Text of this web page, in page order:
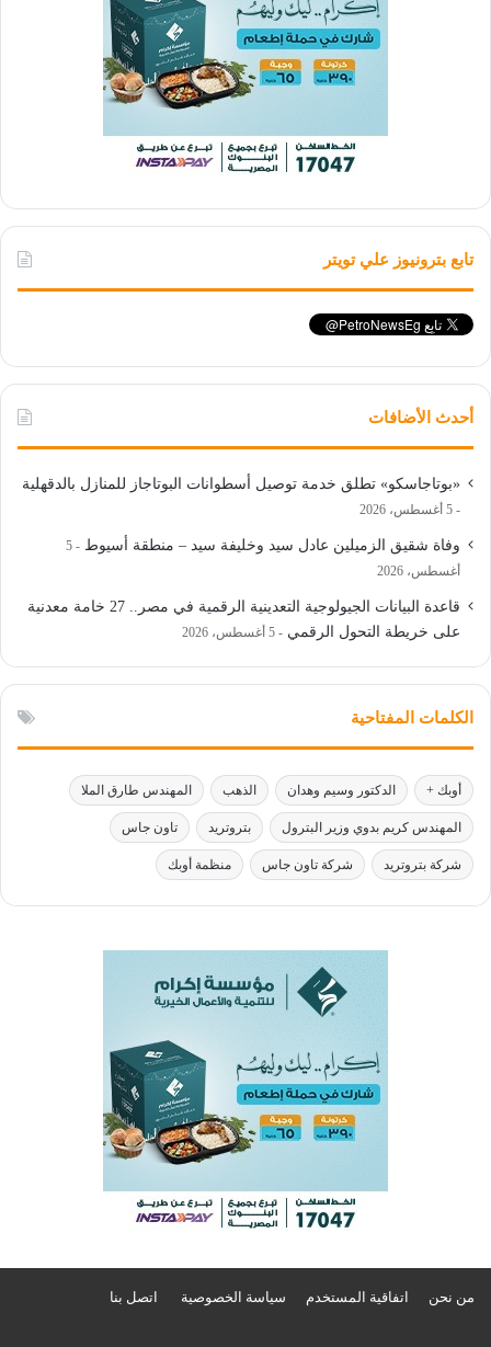
تابع بترونيوز علي تويتر
أحدث الأضافات
«بوتاجاسكو» تطلق خدمة توصيل أسطوانات البوتاجاز للمنازل بالدقهلية
5 أغسطس، 2026
وفاة شقيق الزميلين عادل سيد وخليفة سيد – منطقة أسيوط
5
أغسطس، 2026
قاعدة البيانات الجيولوجية التعدينية الرقمية في مصر.. 27 خامة معدنية
على خريطة التحول الرقمي
5 أغسطس، 2026
الكلمات المفتاحية
أوبك + الدكتور وسيم وهدان الذهب المهندس طارق الملا
المهندس كريم بدوي وزير البترول بتروتريد تاون جاس
شركة بتروتريد شركة تاون جاس منظمة أوبك
من نحن اتفاقية المستخدم سياسة الخصوصية اتصل بنا